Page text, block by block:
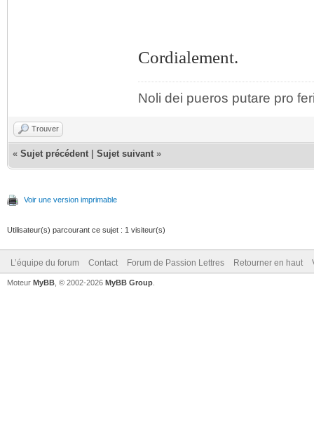
Cordialement.
Noli dei pueros putare pro
Trouver
« Sujet précédent Sujet suivant »
Voir une version imprimable
Utilisateur(s) parcourant ce sujet : 1 visiteur(s)
L’équipe du forum Contact Forum de Passion Lettres Retourner en haut
Moteur MyBB , © 2002-2026 MyBB Group